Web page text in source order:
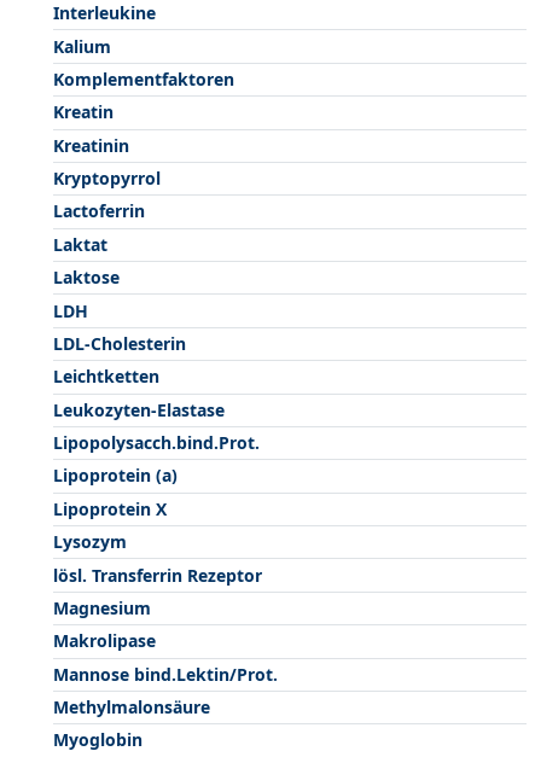
Interleukine
Kalium
Komplementfaktoren
Kreatin
Kreatinin
Kryptopyrrol
Lactoferrin
Laktat
Laktose
LDH
LDL-Cholesterin
Leichtketten
Leukozyten-Elastase
Lipopolysacch.bind.Prot.
Lipoprotein (a)
Lipoprotein X
Lysozym
lösl. Transferrin Rezeptor
Magnesium
Makrolipase
Mannose bind.Lektin/Prot.
Methylmalonsäure
Myoglobin